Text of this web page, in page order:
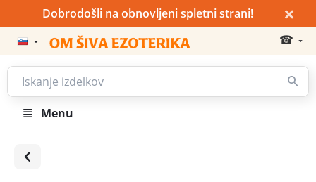
Dobrodošli na obnovljeni spletni strani! ×
☎
Menu